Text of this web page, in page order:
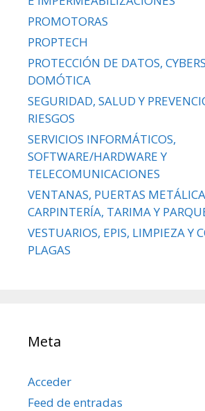
PROMOTORAS
PROPTECH
PROTECCIÓN DE DATOS,
DOMÓTICA
SEGURIDAD, SALUD Y
RIESGOS
SERVICIOS INFORMÁTICOS,
SOFTWARE/HARDWARE Y
TELECOMUNICACIONES
VENTANAS, PUERTAS
CARPINTERÍA, TARIMA Y
VESTUARIOS, EPIS, LIMPIEZA Y
PLAGAS
Meta
Acceder
Feed de entradas